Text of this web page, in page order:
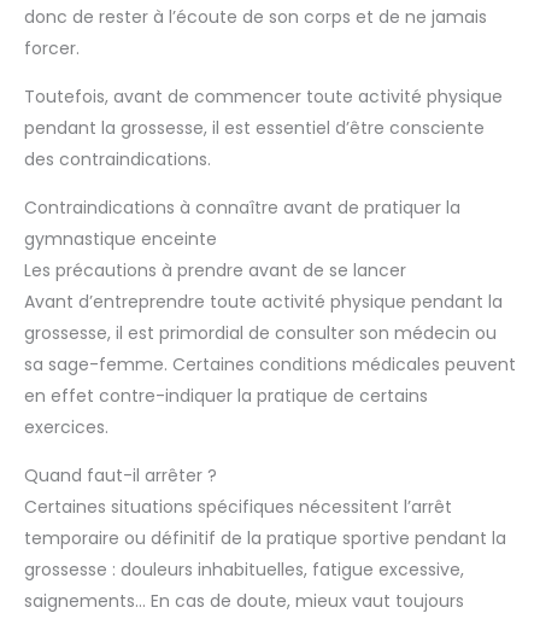
donc de rester à l’écoute de son corps et de ne jamais
forcer.
Toutefois, avant de commencer toute activité physique
pendant la grossesse, il est essentiel d’être consciente
des contraindications.
Contraindications à connaître avant de pratiquer la
gymnastique enceinte
Les précautions à prendre avant de se lancer
Avant d’entreprendre toute activité physique pendant la
grossesse, il est primordial de consulter son médecin ou
sa sage-femme. Certaines conditions médicales peuvent
en effet contre-indiquer la pratique de certains
exercices.
Quand faut-il arrêter ?
Certaines situations spécifiques nécessitent l’arrêt
temporaire ou définitif de la pratique sportive pendant la
grossesse : douleurs inhabituelles, fatigue excessive,
saignements… En cas de doute, mieux vaut toujours